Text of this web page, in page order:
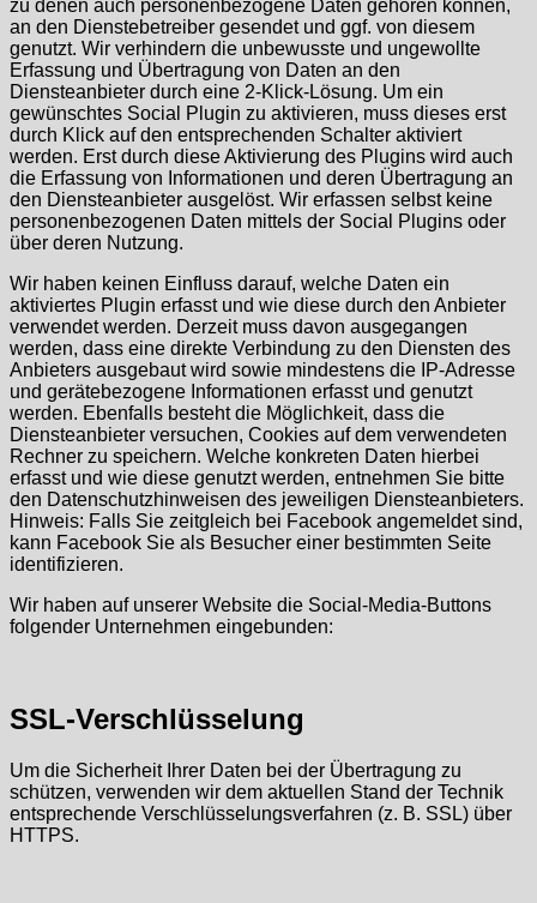
zu denen auch personenbezogene Daten gehören können,
an den Dienstebetreiber gesendet und ggf. von diesem
genutzt. Wir verhindern die unbewusste und ungewollte
Erfassung und Übertragung von Daten an den
Diensteanbieter durch eine 2-Klick-Lösung. Um ein
gewünschtes Social Plugin zu aktivieren, muss dieses erst
durch Klick auf den entsprechenden Schalter aktiviert
werden. Erst durch diese Aktivierung des Plugins wird auch
die Erfassung von Informationen und deren Übertragung an
den Diensteanbieter ausgelöst. Wir erfassen selbst keine
personenbezogenen Daten mittels der Social Plugins oder
über deren Nutzung.
Wir haben keinen Einfluss darauf, welche Daten ein
aktiviertes Plugin erfasst und wie diese durch den Anbieter
verwendet werden. Derzeit muss davon ausgegangen
werden, dass eine direkte Verbindung zu den Diensten des
Anbieters ausgebaut wird sowie mindestens die IP-Adresse
und gerätebezogene Informationen erfasst und genutzt
werden. Ebenfalls besteht die Möglichkeit, dass die
Diensteanbieter versuchen, Cookies auf dem verwendeten
Rechner zu speichern. Welche konkreten Daten hierbei
erfasst und wie diese genutzt werden, entnehmen Sie bitte
den Datenschutzhinweisen des jeweiligen Diensteanbieters.
Hinweis: Falls Sie zeitgleich bei Facebook angemeldet sind,
kann Facebook Sie als Besucher einer bestimmten Seite
identifizieren.
Wir haben auf unserer Website die Social-Media-Buttons
folgender Unternehmen eingebunden:
SSL-Verschlüsselung
Um die Sicherheit Ihrer Daten bei der Übertragung zu
schützen, verwenden wir dem aktuellen Stand der Technik
entsprechende Verschlüsselungsverfahren (z. B. SSL) über
HTTPS.